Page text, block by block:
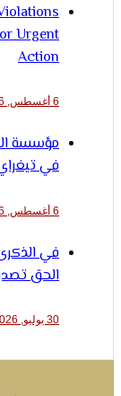
Violations
for Urgent
مؤسسة الحق
في تيغراي
في الذكرى
الحق تصدر دليلًا